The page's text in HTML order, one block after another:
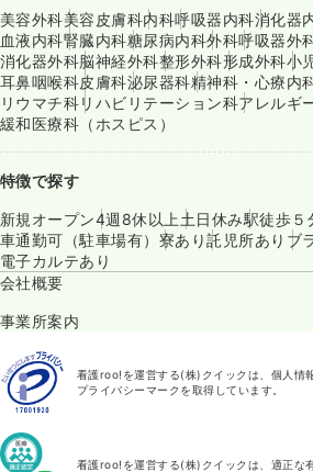
美容外科美容皮膚科内科呼吸器内科消化器
血液内科腎臓内科糖尿病内科外科呼吸器外
消化器外科脳神経外科整形外科形成外科小
耳鼻咽喉科皮膚科泌尿器科精神科・心療内
リウマチ科リハビリテーション科アレルギ
緩和医療科（ホスピス）
特徴で探す
新規オープン4週8休以上 土日休み駅徒歩５
車通勤可（駐車場有） 寮あり託児所あり ブ
電子カルテあり
会社概要
事業所案内
看護roo!を運営する(株)クイックは、個人情
プライバシーマークを取得しています。
看護roo!を運営する(株)クイックは、適正な